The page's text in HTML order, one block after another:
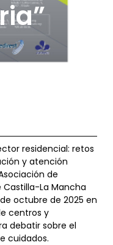
residencial: retos
y atención
de
Castilla-La Mancha
octubre de 2025 en
centros y
debatir sobre el
cuidados.